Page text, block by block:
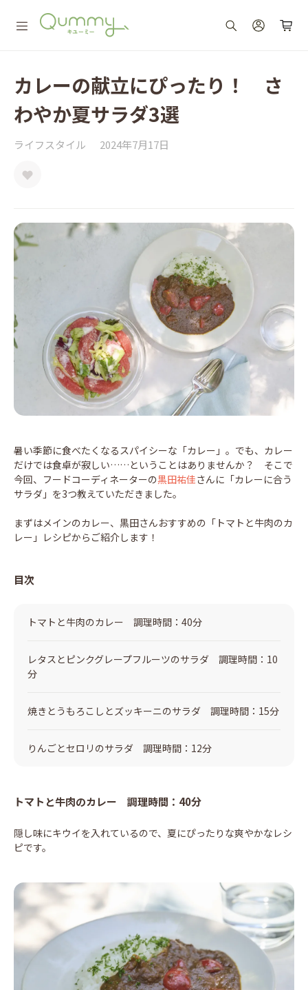
カレーの献立にぴったり！ さ
わやか夏サラダ3選
ライフスタイル 2024年7月17日
暑い季節に食べたくなるスパイシーな「カレー」。でも、カレー
だけでは食卓が寂しい……ということはありませんか？ そこで
今回、フードコーディネーターの黒田祐佳さんに「カレーに合う
サラダ」を3つ教えていただきました。
まずはメインのカレー、黒田さんおすすめの「トマトと牛肉のカ
レー」レシピからご紹介します！
目次
トマトと牛肉のカレー 調理時間：40分
レタスとピンクグレープフルーツのサラダ 調理時間：10
分
焼きとうもろこしとズッキーニのサラダ 調理時間：15分
りんごとセロリのサラダ 調理時間：12分
トマトと牛肉のカレー 調理時間：40分
隠し味にキウイを入れているので、夏にぴったりな爽やかなレシ
ピです。